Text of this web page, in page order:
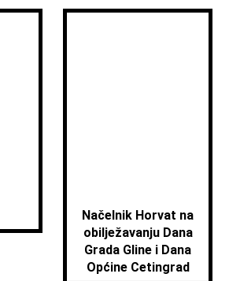
Načelnik Horvat na
obilježavanju Dana
Grada Gline i Dana
Općine Cetingrad